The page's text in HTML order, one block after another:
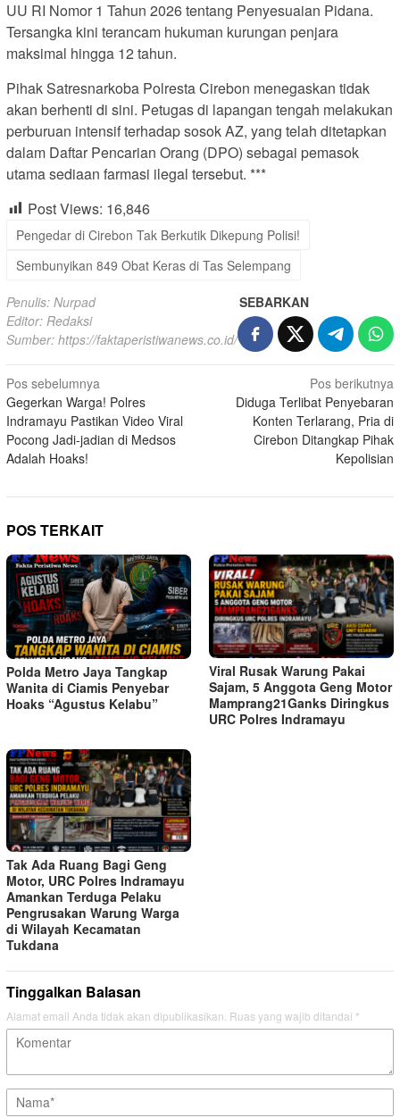
UU RI Nomor 1 Tahun 2026 tentang Penyesuaian Pidana.
Tersangka kini terancam hukuman kurungan penjara
maksimal hingga 12 tahun.
Pihak Satresnarkoba Polresta Cirebon menegaskan tidak
akan berhenti di sini. Petugas di lapangan tengah melakukan
perburuan intensif terhadap sosok AZ, yang telah ditetapkan
dalam Daftar Pencarian Orang (DPO) sebagai pemasok
utama sediaan farmasi ilegal tersebut. ***
Post Views: 16,846
Pengedar di Cirebon Tak Berkutik Dikepung Polisi!
Sembunyikan 849 Obat Keras di Tas Selempang
Penulis: Nurpad
Editor: Redaksi
Sumber: https://faktaperistiwanews.co.id/
SEBARKAN
Navigasi
pos
Pos sebelumnya
Gegerkan Warga! Polres
Indramayu Pastikan Video Viral
Pocong Jadi-jadian di Medsos
Adalah Hoaks!
Pos berikutnya
Diduga Terlibat Penyebaran
Konten Terlarang, Pria di
Cirebon Ditangkap Pihak
Kepolisian
POS TERKAIT
Polda Metro Jaya Tangkap
Wanita di Ciamis Penyebar
Hoaks “Agustus Kelabu”
Viral Rusak Warung Pakai
Sajam, 5 Anggota Geng Motor
Mamprang21Ganks Diringkus
URC Polres Indramayu
Tak Ada Ruang Bagi Geng
Motor, URC Polres Indramayu
Amankan Terduga Pelaku
Pengrusakan Warung Warga
di Wilayah Kecamatan
Tukdana
Tinggalkan Balasan
Alamat email Anda tidak akan dipublikasikan. Ruas yang wajib ditandai *